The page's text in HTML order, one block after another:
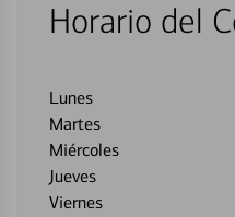
Horario del
Lunes
Martes
Miércoles
Jueves
Viernes